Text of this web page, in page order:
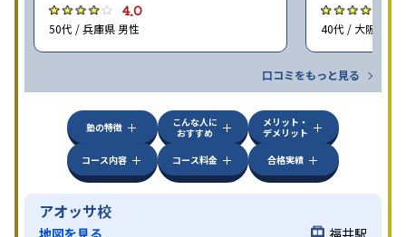
4.0
50代 / 兵庫県 男性 40代 / 大阪府 女
口コミをもっと見る
塾の特徴
こんな人に
おすすめ
メリット・
デメリット
コース内容
コース料金 合格実績
アオッサ校